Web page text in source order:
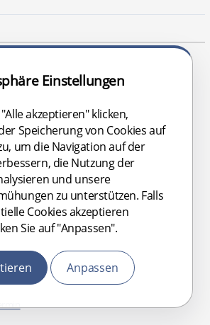
Einstellungen
akzeptieren" klicken,
Speicherung von Cookies auf
um die Navigation auf der
die Nutzung der
und unsere
zu unterstützen. Falls
Cookies akzeptieren
Sie auf "Anpassen".
Anpassen